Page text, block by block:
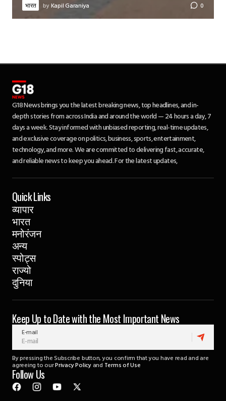
भारत byKapil Garaniya 0
G18 News brings you the latest breaking news, top headlines, and in-
depth stories from across India and around the world — 24 hours a day, 7
days a week. Stay informed with unbiased reporting, real-time updates,
and exclusive coverage on politics, business, sports, entertainment,
technology, and more. We are committed to delivering fast, accurate,
and reliable news to keep you ahead. For the latest updates,
Quick Links
व्यापार
भारत
मनोरंजन
अन्य
स्पोट्स
राज्यो
दुनिया
Keep Up to Date with the Most Important News
E-mail
By pressing the Subscribe button, you confirm that you have read and are
agreeing to ourPrivacy Policyand Terms of Use
Follow Us